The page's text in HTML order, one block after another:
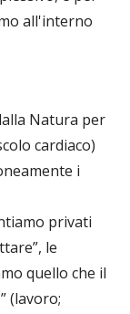
all'interno
Natura per
cardiaco)
i
privati
le
quello che il
(lavoro;